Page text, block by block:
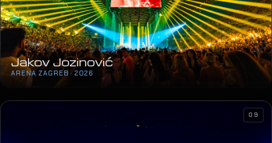
Jakov Jozinović
ARENA ZAGREB · 2026
09